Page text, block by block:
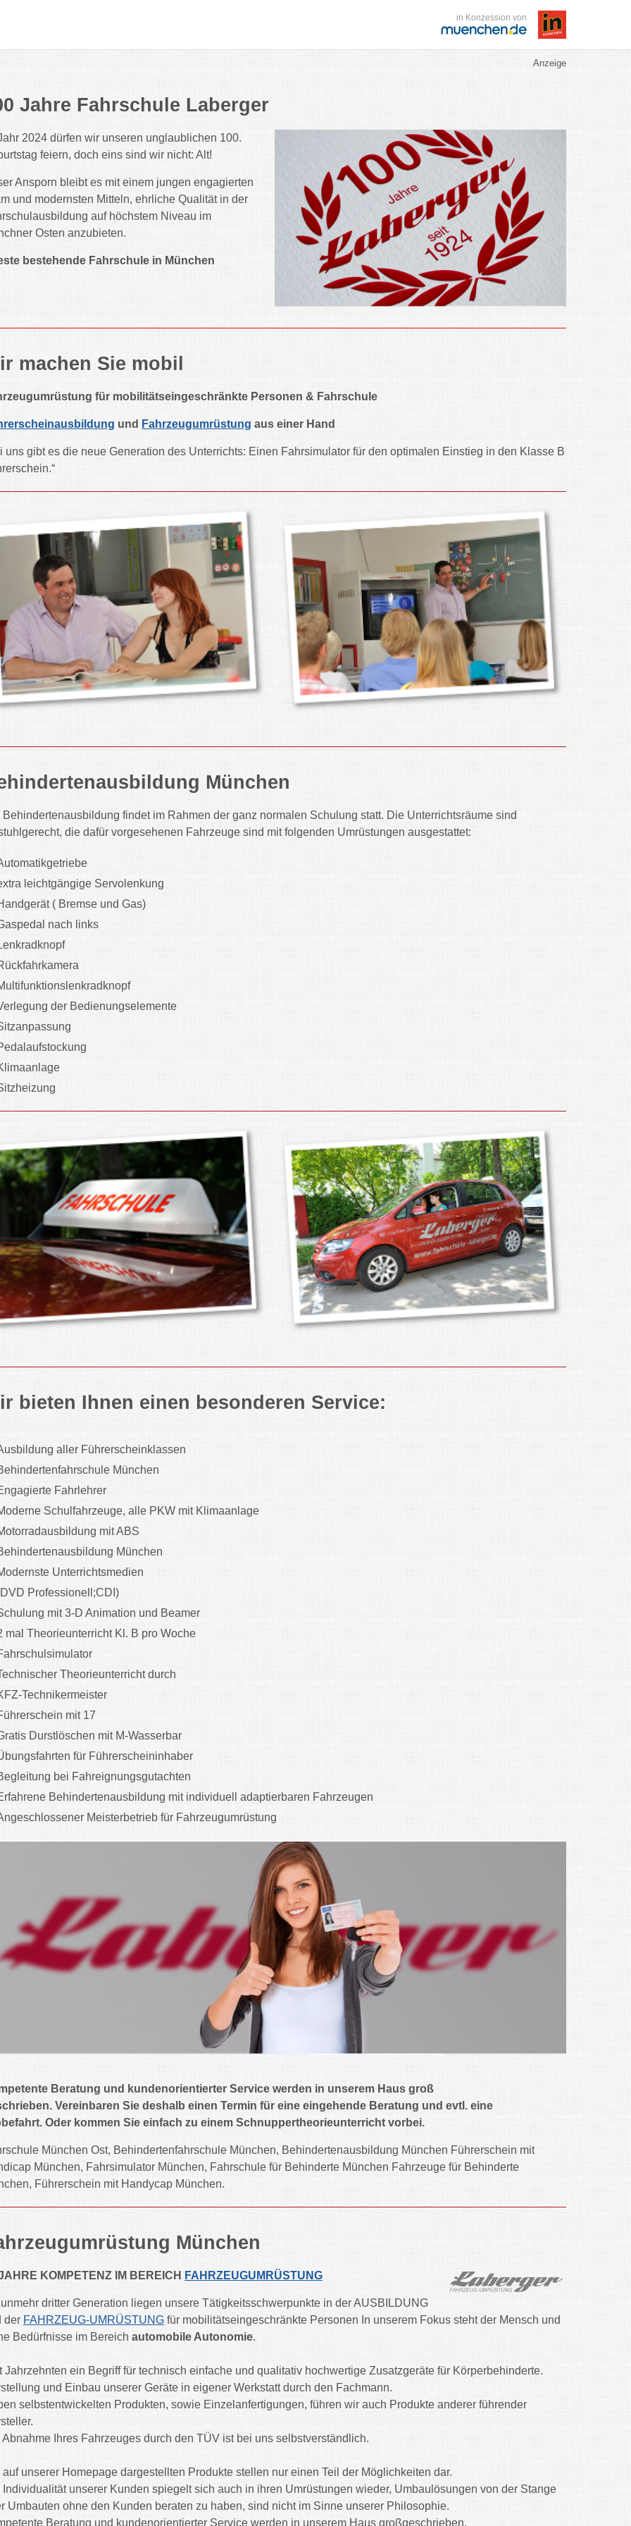
in Konzession von
Anzeige
Jahre Fahrschule Laberger
2024 dürfen wir unseren unglaublichen 100.
feiern, doch eins sind wir nicht: Alt!
Ansporn bleibt es mit einem jungen engagierten
und modernsten Mitteln, ehrliche Qualität in der
auf höchstem Niveau im
Osten anzubieten.
bestehende Fahrschule in München
machen Sie mobil
für mobilitätseingeschränkte Personen & Fahrschule
und Fahrzeugumrüstung aus einer Hand
uns gibt es die neue Generation des Unterrichts: Einen Fahrsimulator für den optimalen Einstieg in den Klasse B
München
Behindertenausbildung findet im Rahmen der ganz normalen Schulung statt. Die Unterrichtsräume sind
die dafür vorgesehenen Fahrzeuge sind mit folgenden Umrüstungen ausgestattet:
leichtgängige Servolenkung
( Bremse und Gas)
nach links
der Bedienungselemente
bieten Ihnen einen besonderen Service:
aller Führerscheinklassen
München
Fahrlehrer
Schulfahrzeuge, alle PKW mit Klimaanlage
mit ABS
München
Unterrichtsmedien
Professionell;CDI)
mit 3-D Animation und Beamer
mal Theorieunterricht Kl. B pro Woche
Theorieunterricht durch
Technikermeister
mit 17
Durstlöschen mit M-Wasserbar
für Führerscheininhaber
bei Fahreignungsgutachten
Behindertenausbildung mit individuell adaptierbaren Fahrzeugen
Meisterbetrieb für Fahrzeugumrüstung
Beratung und kundenorientierter Service werden in unserem Haus groß
Vereinbaren Sie deshalb einen Termin für eine eingehende Beratung und evtl. eine
Oder kommen Sie einfach zu einem Schnuppertheorieunterricht vorbei.
München Ost, Behindertenfahrschule München, Behindertenausbildung München Führerschein mit
München, Fahrsimulator München, Fahrschule für Behinderte München Fahrzeuge für Behinderte
Führerschein mit Handycap München.
München
KOMPETENZ IM BEREICH FAHRZEUGUMRÜSTUNG
dritter Generation liegen unsere Tätigkeitsschwerpunkte in der AUSBILDUNG
der FAHRZEUG-UMRÜSTUNG für mobilitätseingeschränkte Personen In unserem Fokus steht der Mensch und
Bedürfnisse im Bereich automobile Autonomie.
Jahrzehnten ein Begriff für technisch einfache und qualitativ hochwertige Zusatzgeräte für Körperbehinderte.
und Einbau unserer Geräte in eigener Werkstatt durch den Fachmann.
selbstentwickelten Produkten, sowie Einzelanfertigungen, führen wir auch Produkte anderer führender
Abnahme Ihres Fahrzeuges durch den TÜV ist bei uns selbstverständlich.
auf unserer Homepage dargestellten Produkte stellen nur einen Teil der Möglichkeiten dar.
Individualität unserer Kunden spiegelt sich auch in ihren Umrüstungen wieder, Umbaulösungen von der Stange
Umbauten ohne den Kunden beraten zu haben, sind nicht im Sinne unserer Philosophie.
Beratung und kundenorientierter Service werden in unserem Haus großgeschrieben.